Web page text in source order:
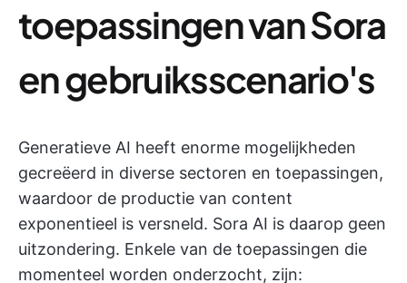
toepassingen van Sora
en gebruiksscenario's
Generatieve AI heeft enorme mogelijkheden
gecreëerd in diverse sectoren en toepassingen,
waardoor de productie van content
exponentieel is versneld. Sora AI is daarop geen
uitzondering. Enkele van de toepassingen die
momenteel worden onderzocht, zijn: